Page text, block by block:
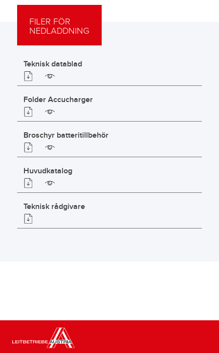
FILER FÖR
NEDLADDNING
Teknisk datablad
Folder Accucharger
Broschyr batteritillbehör
Huvudkatalog
Teknisk rådgivare